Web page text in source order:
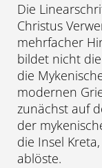
Die
Christus
mehrfacher
bildet nicht
die
modernen
zunächst auf
der
die Insel
ablöste.